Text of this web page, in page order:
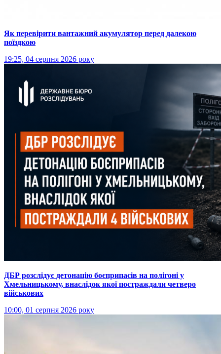
Як перевірити вантажний акумулятор перед далекою
поїздкою
19:25, 04 серпня 2026 року
ДБР розслідує детонацію боєприпасів на полігоні у
Хмельницькому, внаслідок якої постраждали четверо
військових
10:00, 01 серпня 2026 року